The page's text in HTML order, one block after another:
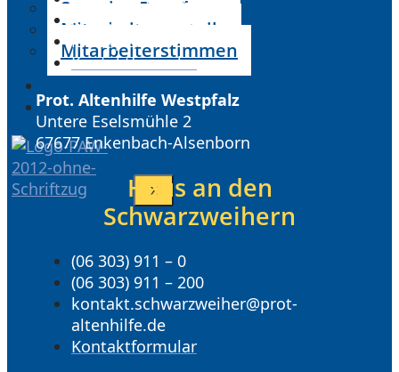
Sonstige Berufe
Mitarbeitervorteile
Mitarbeiterstimmen
FAQ
X
(06 303) 911 – 200
info@prot-altenhilfe.de
Kontaktformular
Prot. Altenhilfe Westpfalz
Untere Eselsmühle 2
67677 Enkenbach-Alsenborn
Haus an den
Schwarzweihern
(06 303) 911 – 0
(06 303) 911 – 200
kontakt.schwarzweiher@prot-
altenhilfe.de
Kontaktformular